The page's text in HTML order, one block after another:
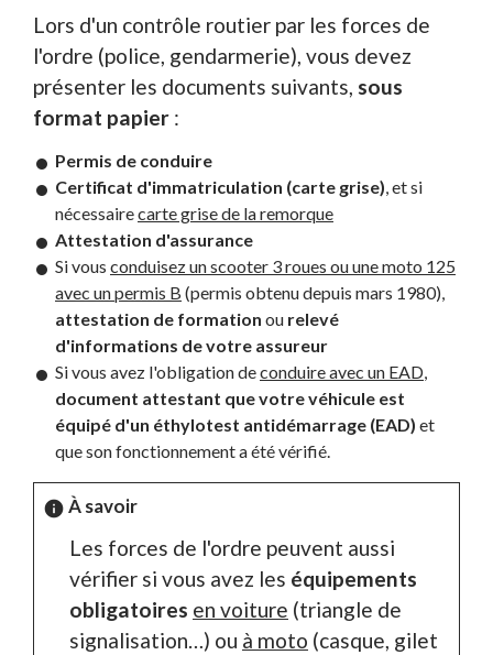
Lors d'un contrôle routier par les forces de
l'ordre (police, gendarmerie), vous devez
présenter les documents suivants, sous
format papier :
Permis de conduire
Certificat d'immatriculation (carte grise), et si
nécessairecarte grise de la remorque
Attestation d'assurance
Si vous conduisez un scooter 3 roues ou une moto 125
avec un permis B (permis obtenu depuis mars 1980),
attestation de formation ou relevé
d'informations de votre assureur
Si vous avez l'obligation deconduire avec un EAD,
document attestant que votre véhicule est
équipé d'un éthylotest antidémarrage (EAD) et
que son fonctionnement a été vérifié.
info À savoir
Les forces de l'ordre peuvent aussi
vérifier si vous avez les équipements
obligatoires en voiture (triangle de
signalisation…) ou à moto (casque, gilet